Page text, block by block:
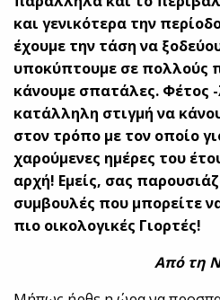
και γενικότερα την
έχουμε την τάση να
υποκύπτουμε σε πολλούς
κάνουμε σπατάλες. Φέτος -
κατάλληλη στιγμή να
στον τρόπο με τον οποίο
χαρούμενες ημέρες του
αρχή! Εμείς, σας
συμβουλές που μπορείτε
πιο οικολογικές Γιορτές!
Από τη